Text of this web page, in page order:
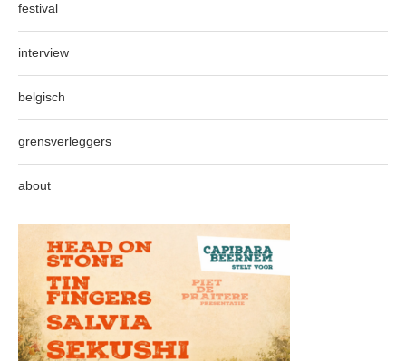
festival
interview
belgisch
grensverleggers
about